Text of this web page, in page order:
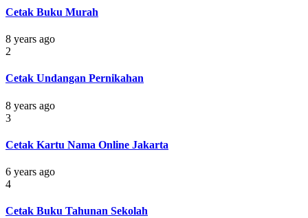
Cetak Buku Murah
8 years ago
2
Cetak Undangan Pernikahan
8 years ago
3
Cetak Kartu Nama Online Jakarta
6 years ago
4
Cetak Buku Tahunan Sekolah